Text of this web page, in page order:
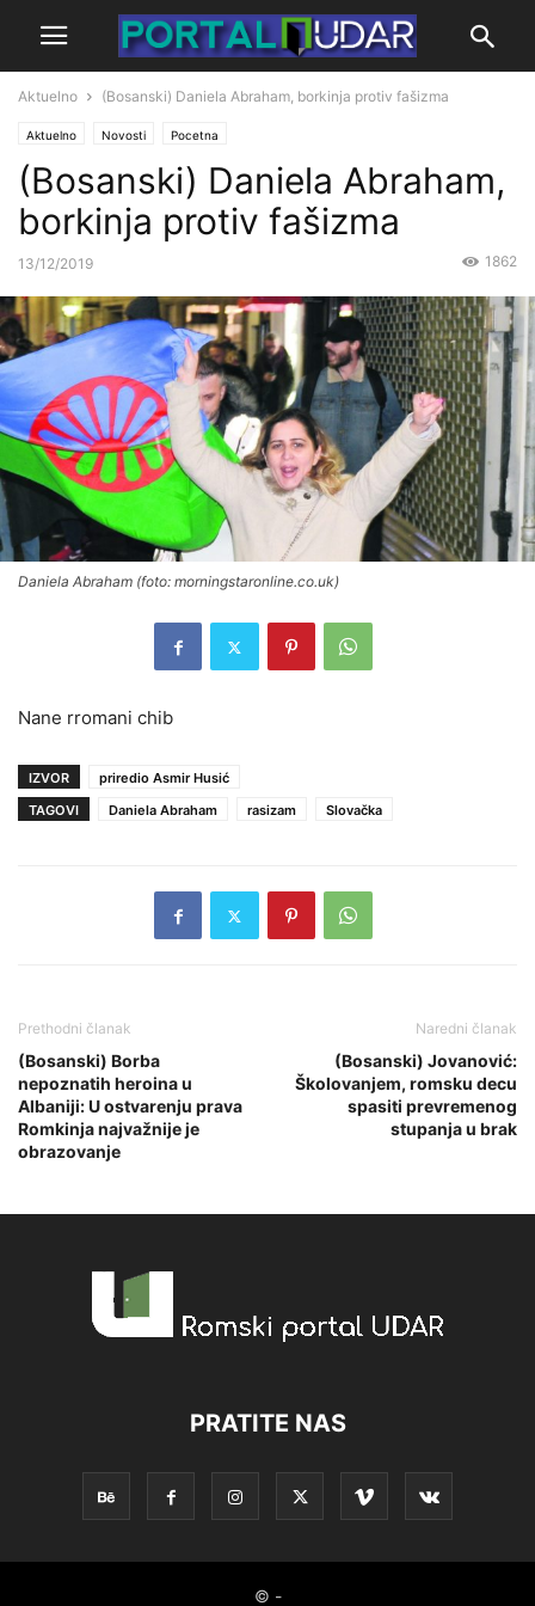
Aktuelno (Bosanski) Daniela Abraham, borkinja protiv fašizma
Aktuelno Novosti Pocetna
(Bosanski) Daniela Abraham,
borkinja protiv fašizma
13/12/2019 1862
Daniela Abraham (foto: morningstaronline.co.uk)
Nane rromani chib
IZVOR
priredio Asmir Husić
TAGOVI
Daniela Abraham rasizam Slovačka
Prethodni članak
(Bosanski) Borba
nepoznatih heroina u
Albaniji: U ostvarenju prava
Romkinja najvažnije je
obrazovanje
Naredni članak
(Bosanski) Jovanović:
Školovanjem, romsku decu
spasiti prevremenog
stupanja u brak
PRATITE NAS
© -